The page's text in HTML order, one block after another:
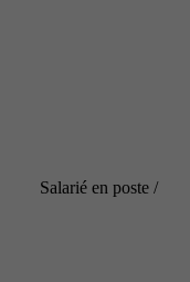
Salarié en poste /